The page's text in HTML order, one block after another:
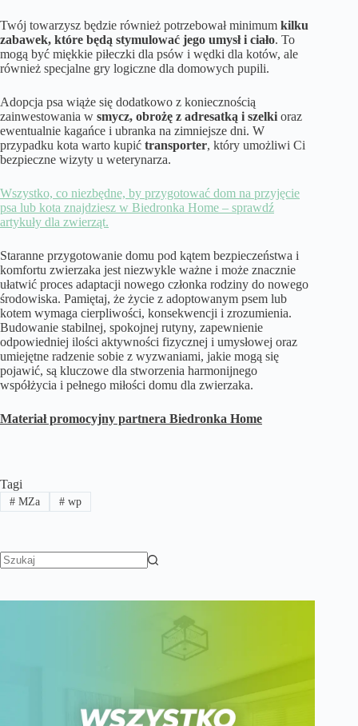
Twój towarzysz będzie również potrzebował minimum kilku
zabawek, które będą stymulować jego umysł i ciało. To
mogą być miękkie piłeczki dla psów i wędki dla kotów, ale
również specjalne gry logiczne dla domowych pupili.
Adopcja psa wiąże się dodatkowo z koniecznością
zainwestowania w smycz, obrożę z adresatką i szelki oraz
ewentualnie kagańce i ubranka na zimniejsze dni. W
przypadku kota warto kupić transporter, który umożliwi Ci
bezpieczne wizyty u weterynarza.
Wszystko, co niezbędne, by przygotować dom na przyjęcie
psa lub kota znajdziesz w Biedronka Home – sprawdź
artykuły dla zwierząt.
Staranne przygotowanie domu pod kątem bezpieczeństwa i
komfortu zwierzaka jest niezwykle ważne i może znacznie
ułatwić proces adaptacji nowego członka rodziny do nowego
środowiska. Pamiętaj, że życie z adoptowanym psem lub
kotem wymaga cierpliwości, konsekwencji i zrozumienia.
Budowanie stabilnej, spokojnej rutyny, zapewnienie
odpowiedniej ilości aktywności fizycznej i umysłowej oraz
umiejętne radzenie sobie z wyzwaniami, jakie mogą się
pojawić, są kluczowe dla stworzenia harmonijnego
współżycia i pełnego miłości domu dla zwierzaka.
Materiał promocyjny partnera Biedronka Home
Tagi
#MZa #wp